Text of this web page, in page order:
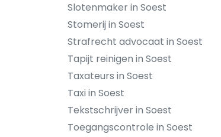
Slotenmaker in Soest
Stomerij in Soest
Strafrecht advocaat in Soest
Tapijt reinigen in Soest
Taxateurs in Soest
Taxi in Soest
Tekstschrijver in Soest
Toegangscontrole in Soest